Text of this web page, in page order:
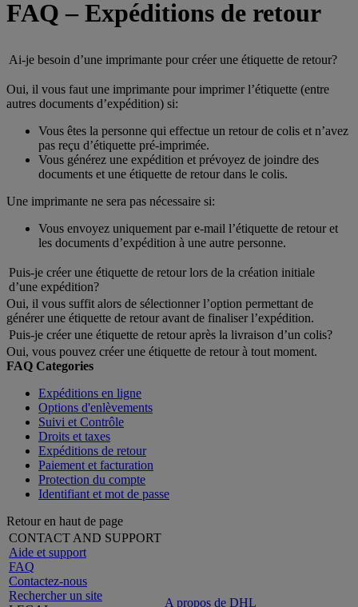
FAQ – Expéditions de retour
Ai-je besoin d’une imprimante pour créer une étiquette de retour?
Oui, il vous faut une imprimante pour imprimer l’étiquette (entre
autres documents d’expédition) si:
Vous êtes la personne qui effectue un retour de colis et n’avez
pas reçu d’étiquette pré-imprimée.
Vous générez une expédition et prévoyez de joindre des
documents et une étiquette de retour dans le colis.
Une imprimante ne sera pas nécessaire si:
Vous envoyez uniquement par e-mail l’étiquette de retour et
les documents d’expédition à une autre personne.
Puis-je créer une étiquette de retour lors de la création initiale
d’une expédition?
Oui, il vous suffit alors de sélectionner l’option permettant de
générer une étiquette de retour avant de finaliser l’expédition.
Puis-je créer une étiquette de retour après la livraison d’un colis?
Oui, vous pouvez créer une étiquette de retour à tout moment.
FAQ Categories
Expéditions en ligne
Options d'enlèvements
Suivi et Contrôle
Droits et taxes
Expéditions de retour
Paiement et facturation
Protection du compte
Identifiant et mot de passe
Retour en haut de page
CONTACT AND SUPPORT
Aide et support
FAQ
Contactez-nous
Rechercher un site
A propos de DHL